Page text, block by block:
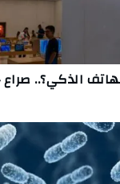
الذكي؟.. صراع